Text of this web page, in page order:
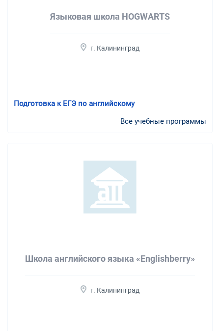
Языковая школа HOGWARTS
г. Калининград
Подготовка к ЕГЭ по английскому
Все учебные программы
Школа английского языка «Englishberry»
г. Калининград